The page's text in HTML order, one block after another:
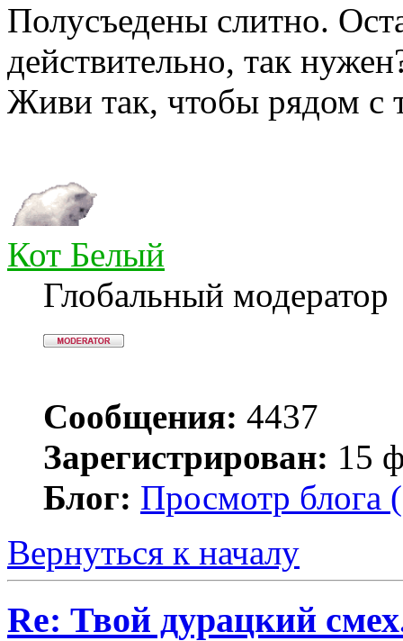
Полусъедены слитно.
действительно, так
Живи так, чтобы рядом с
Кот Белый
Глобальный модератор
Сообщения: 4437
Зарегистрирован: 15
Блог: Просмотр блога
Вернуться к началу
Re: Твой дурацкий